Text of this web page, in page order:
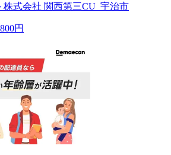
式会社 関西第三CU_宇治市
円